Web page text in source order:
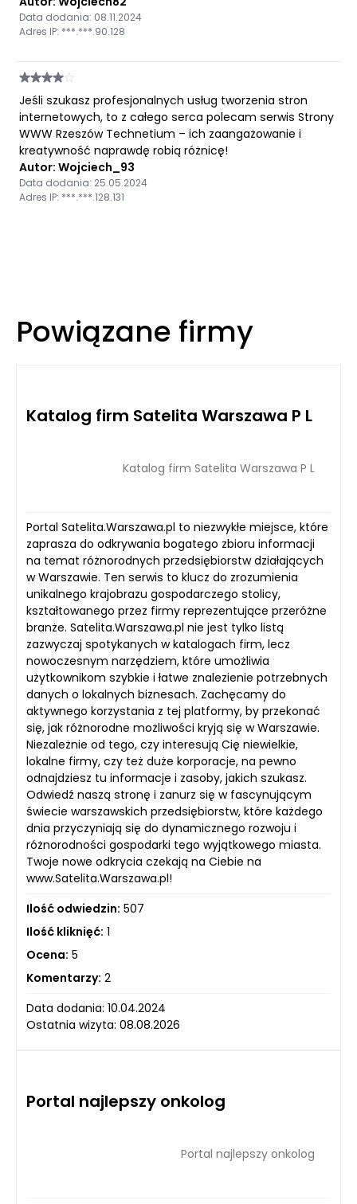
Data dodania: 08.11.2024
Adres IP: ***.***.90.128
Jeśli szukasz profesjonalnych usług tworzenia stron
internetowych, to z całego serca polecam serwis Strony
WWW Rzeszów Technetium – ich zaangażowanie i
kreatywność naprawdę robią różnicę!
Autor: Wojciech_93
Data dodania: 25.05.2024
Adres IP: ***.***.128.131
Powiązane firmy
Katalog firm Satelita Warszawa P L
Katalog firm Satelita Warszawa P L
Portal Satelita.Warszawa.pl to niezwykłe miejsce, które
zaprasza do odkrywania bogatego zbioru informacji
na temat różnorodnych przedsiębiorstw działających
w Warszawie. Ten serwis to klucz do zrozumienia
unikalnego krajobrazu gospodarczego stolicy,
kształtowanego przez firmy reprezentujące przeróżne
branże. Satelita.Warszawa.pl nie jest tylko listą
zazwyczaj spotykanych w katalogach firm, lecz
nowoczesnym narzędziem, które umożliwia
użytkownikom szybkie i łatwe znalezienie potrzebnych
danych o lokalnych biznesach. Zachęcamy do
aktywnego korzystania z tej platformy, by przekonać
się, jak różnorodne możliwości kryją się w Warszawie.
Niezależnie od tego, czy interesują Cię niewielkie,
lokalne firmy, czy też duże korporacje, na pewno
odnajdziesz tu informacje i zasoby, jakich szukasz.
Odwiedź naszą stronę i zanurz się w fascynującym
świecie warszawskich przedsiębiorstw, które każdego
dnia przyczyniają się do dynamicznego rozwoju i
różnorodności gospodarki tego wyjątkowego miasta.
Twoje nowe odkrycia czekają na Ciebie na
www.Satelita.Warszawa.pl!
Ilość odwiedzin: 507
Ilość kliknięć: 1
Ocena: 5
Komentarzy: 2
Data dodania: 10.04.2024
Ostatnia wizyta: 08.08.2026
Portal najlepszy onkolog
Portal najlepszy onkolog